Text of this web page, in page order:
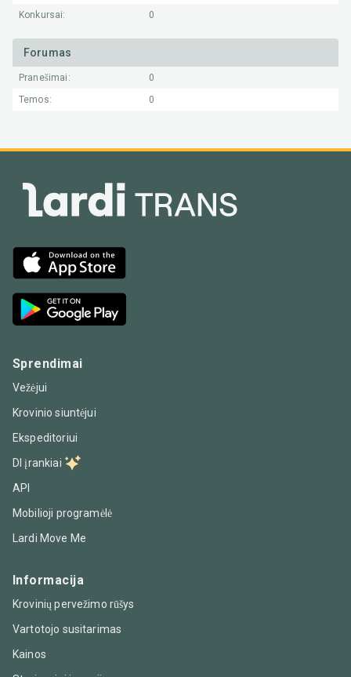
Konkursai:
0
Forumas
Pranešimai:
0
Temos:
0
Sprendimai
Vežėjui
Krovinio siuntėjui
Ekspeditoriui
DI įrankiai
API
Mobilioji programėlė
Lardi Move Me
Informacija
Krovinių pervežimo rūšys
Vartotojo susitarimas
Kainos